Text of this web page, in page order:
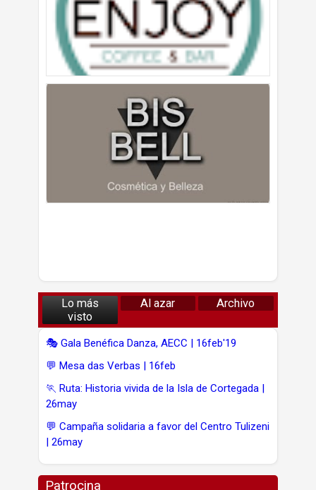
Lo más
visto
Al azar Archivo
🎭 Gala Benéfica Danza, AECC | 16feb'19
💬 Mesa das Verbas | 16feb
🏃 Ruta: Historia vivida de la Isla de Cortegada |
26may
💬 Campaña solidaria a favor del Centro Tulizeni
| 26may
Patrocina